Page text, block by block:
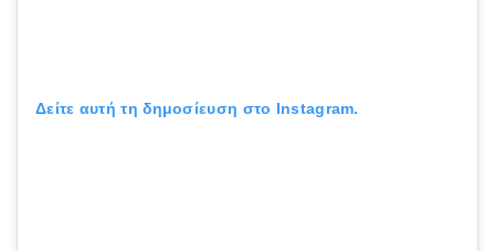
Δείτε αυτή τη δημοσίευση στο Instagram.